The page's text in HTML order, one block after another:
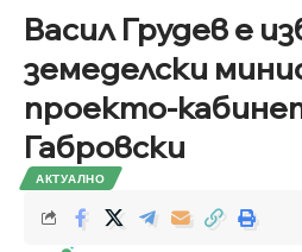
Васил Грудев е
земеделски
проекто-
Габровски
АКТУАЛНО